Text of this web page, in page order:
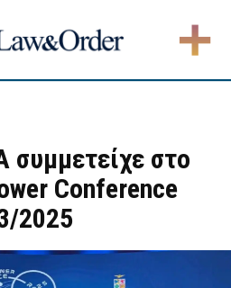
συμμετείχε στο
Conference
2025